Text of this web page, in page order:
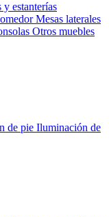
estanterías
Mesas laterales
Otros muebles
de pie Iluminación de